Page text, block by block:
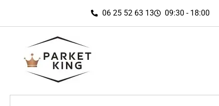
06 25 52 63 13 09:30 - 18:00